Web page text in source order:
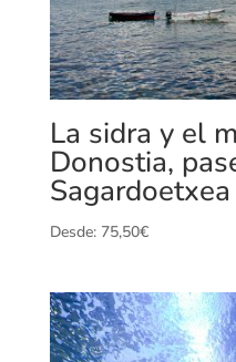
La sidra y el
Donostia,
Desde: 75,50€